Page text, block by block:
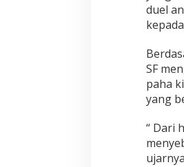
duel
SF
paha
yang
“ Dari